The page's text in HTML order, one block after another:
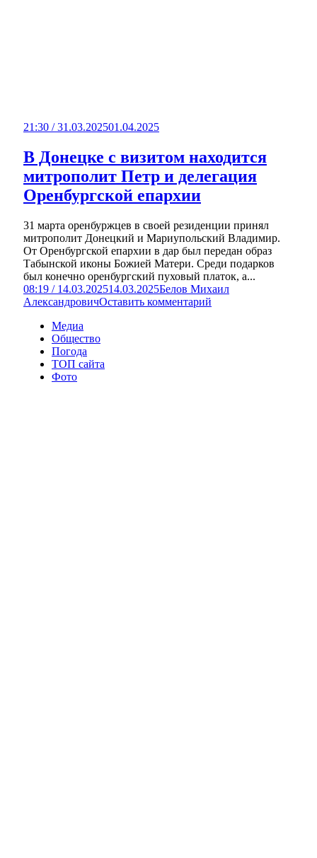
21:30 / 31.03.202501.04.2025
В Донецке с визитом находится
митрополит Петр и делегация
Оренбургской епархии
31 марта оренбуржцев в своей резиденции принял
митрополит Донецкий и Мариупольский Владимир.
От Оренбургской епархии в дар был передан образ
Табынской иконы Божией Матери. Среди подарков
был конечно оренбургский пуховый платок, а...
08:19 / 14.03.202514.03.2025Белов Михаил
АлександровичОставить комментарий
Медиа
Общество
Погода
ТОП сайта
Фото